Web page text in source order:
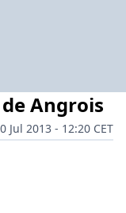
Angrois
Jul 2013 - 12:20 CET